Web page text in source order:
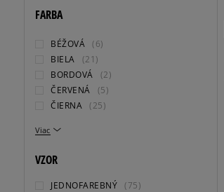
FARBA
Viac
BÉŽOVÁ (6)
BIELA
(21)
BORDOVÁ
(2)
ČERVENÁ
(5)
ČIERNA (25)
VZOR
JEDNOFAREBNÝ (75)